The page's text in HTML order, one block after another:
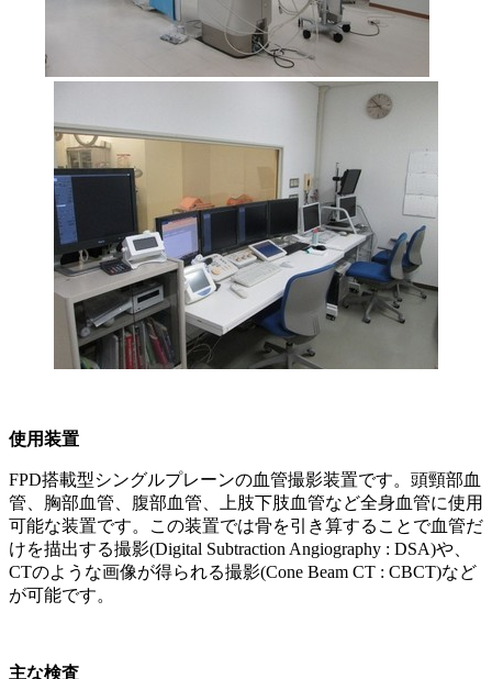
使用装置
FPD搭載型シングルプレーンの血管撮影装置です。頭頸部血
管、胸部血管、腹部血管、上肢下肢血管など全身血管に使用
可能な装置です。この装置では骨を引き算することで血管だ
けを描出する撮影(Digital Subtraction Angiography : DSA)や、
CTのような画像が得られる撮影(Cone Beam CT : CBCT)など
が可能です。
主な検査